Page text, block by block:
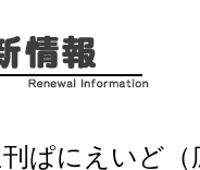
ぱにえいど（